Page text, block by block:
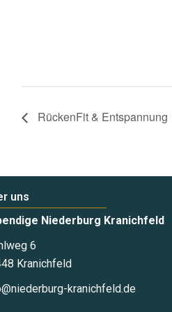
RückenFit & Entspannung
uns
Niederburg Kranichfeld
6
Kranichfeld
kranichfeld.de